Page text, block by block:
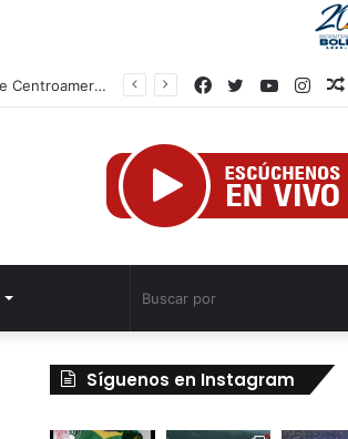
Centro Caribe Sports aprueba hoja de ruta para evaluar candidatura de Centroamericanos Caracas 2030 YouTube
Twitter
Facebook
Síguenos en Instagram